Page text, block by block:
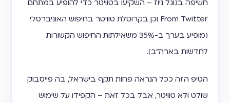
חשיפה בגוגל ניוז – השקיעו בטוויטר כדי להופיע במתחם
From Twitter וכן בקרוסלת טוויטר בחיפוש האוניברסלי
(מופיע בערך ב-35% משאילתות החיפוש הקשורות
לחדשות בארה"ב).
הטיפ הזה ככל הנראה פחות תקף בישראל, בה פייסבוק
שולט ולא טוויטר, אבל בכל זאת – הקפידו על שימוש